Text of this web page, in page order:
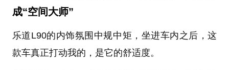
成“空间大师”
乐道L90的内饰氛围中规中矩，坐进车内之后，这
款车真正打动我的，是它的舒适度。